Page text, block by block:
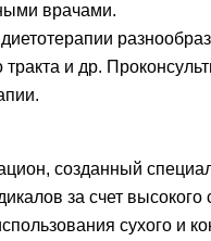
врачами.
тракта и др.
созданный
за счет
сухого и